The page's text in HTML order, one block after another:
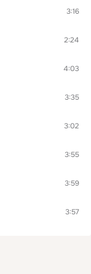
3:16
2:24
4:03
3:35
3:02
3:55
3:59
3:57